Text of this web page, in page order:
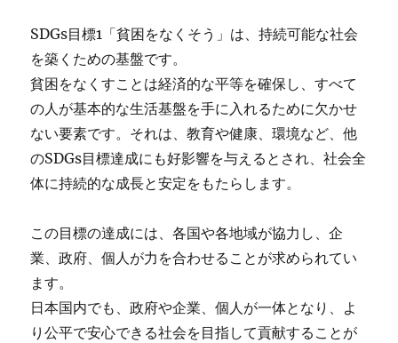
SDGs目標1「貧困をなくそう」は、持続可能な社会
を築くための基盤です。
貧困をなくすことは経済的な平等を確保し、すべて
の人が基本的な生活基盤を手に入れるために欠かせ
ない要素です。それは、教育や健康、環境など、他
のSDGs目標達成にも好影響を与えるとされ、社会全
体に持続的な成長と安定をもたらします。
この目標の達成には、各国や各地域が協力し、企
業、政府、個人が力を合わせることが求められてい
ます。
日本国内でも、政府や企業、個人が一体となり、よ
り公平で安心できる社会を目指して貢献することが